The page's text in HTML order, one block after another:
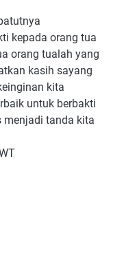
kepada orang tua
orang tualah yang
kasih sayang
kita
untuk berbakti
menjadi tanda kita